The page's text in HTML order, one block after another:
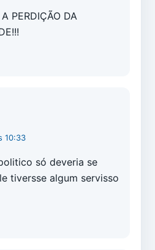
PERDIÇÃO DA
10:33
só deveria se
tiversse algum servisso